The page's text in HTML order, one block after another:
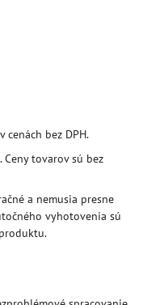
cenách bez DPH.
tovarov sú bez
a nemusia presne
vyhotovenia sú